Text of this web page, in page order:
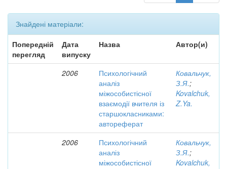
Знайдені матеріали:
Попередній
перегляд
Дата
випуску
Назва Автор(и)
2006
Психологічний
аналіз
міжособистісної
взаємодії вчителя із
старшокласниками:
автореферат
Ковальчук,
З.Я.;
Kovalchuk,
Z.Ya.
2006
Психологічний
аналіз
міжособистісної
Ковальчук,
З.Я.;
Kovalchuk,